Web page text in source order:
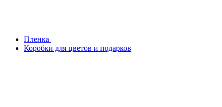
Плeнка
Коробки для цветов и подарков